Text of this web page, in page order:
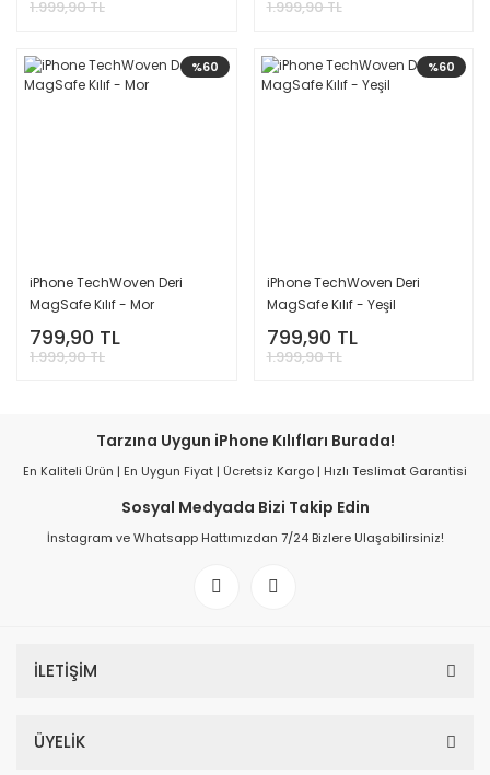
1.999,90 TL 1.999,90 TL
%60
iPhone TechWoven Deri
MagSafe Kılıf - Mor
799,90 TL
1.999,90 TL
%60
iPhone TechWoven Deri
MagSafe Kılıf - Yeşil
799,90 TL
1.999,90 TL
Tarzına Uygun iPhone Kılıfları Burada!
En Kaliteli Ürün | En Uygun Fiyat | Ücretsiz Kargo | Hızlı Teslimat Garantisi
Sosyal Medyada Bizi Takip Edin
İnstagram ve Whatsapp Hattımızdan 7/24 Bizlere Ulaşabilirsiniz!
İLETİŞİM
ÜYELİK